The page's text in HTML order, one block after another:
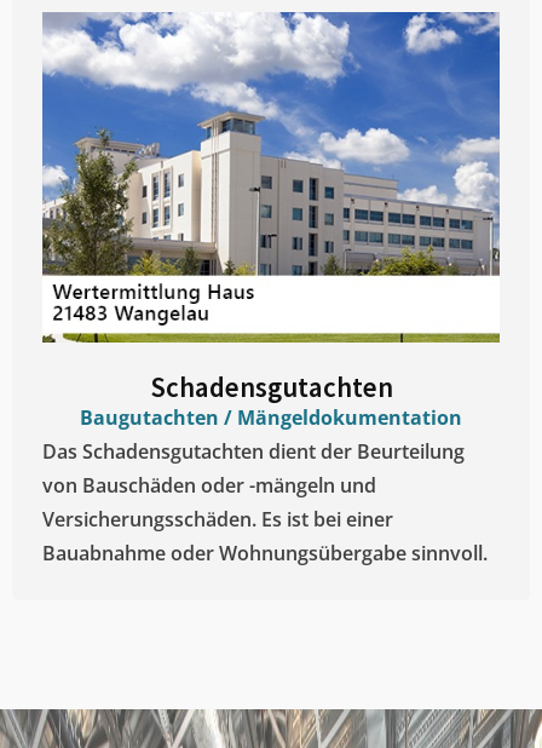
Schadensgutachten
Baugutachten / Mängeldokumentation
Das Schadensgutachten dient der Beurteilung
von Bauschäden oder -mängeln und
Versicherungsschäden. Es ist bei einer
Bauabnahme oder Wohnungsübergabe sinnvoll.